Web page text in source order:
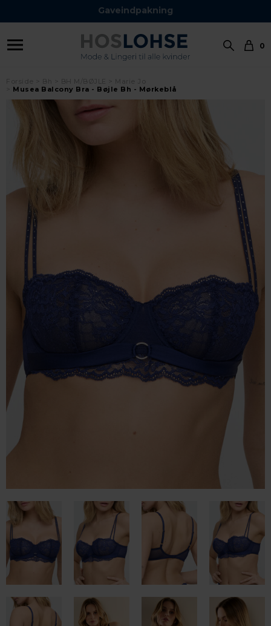
Gaveindpakning
0
Musea Balcony Bra - Bøjle Bh - Mørkeblå